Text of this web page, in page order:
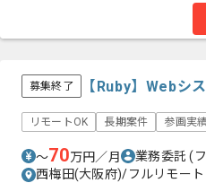
募集終了 【Ruby】Webシ
リモートOK 長期案件 参画実
〜70万円／月 業務委託(
西梅田(大阪府)/フルリモート